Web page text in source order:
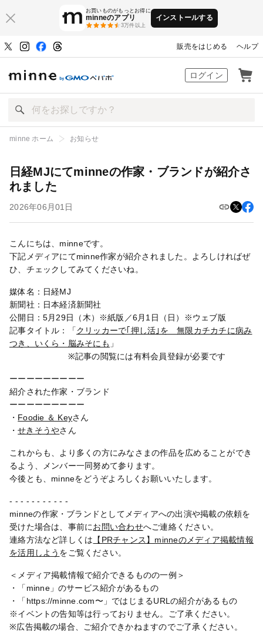
お買いものがもっとお得に
minneのアプリ
3万件以上
インストールする
販売をはじめる ヘルプ
ハンドメイドマーケット minne（ミン
ログイン
minne ホーム お知らせ
日経MJにてminneの作家・ブランドが紹介さ
れました
2026年06月01日
こんにちは、minneです。
下記メディアにてminne作家が紹介されました。よろしければぜ
ひ、チェックしてみてくださいね。
媒体名：日経MJ
新聞社：日本経済新聞社
公開日：5月29日（木）※紙版／6月1日（日）※ウェブ版
記事タイトル：「クリッカーで｢押し活｣を 無限カチカチに病み
つき、いくら・脳みそにも 」
※記事の閲覧には有料会員登録が必要です
ーーーーーーーーー
紹介された作家・ブランド
ーーーーーーーーー
・ Foodie ＆ Keyさん
・せきそうやさん
これからも、より多くの方にみなさまの作品を広めることができ
るよう、メンバー一同努めて参ります。
今後とも、minneをどうぞよろしくお願いいたします。
- - - - - - - - - - -
minneの作家・ブランドとしてメディアへの出演や掲載の依頼を
受けた場合は、事前にお問い合わせへご連絡ください。
連絡方法など詳しくは 【PRチャンス】minneのメディア掲載情報
を活用しよう をご覧ください。
＜メディア掲載情報で紹介できるものの一例＞
・「minne」のサービス紹介があるもの
・「https://minne.com〜」ではじまるURLの紹介があるもの
※イベントの告知等は行っておりません。ご了承ください。
※広告掲載の場合、ご紹介できかねますのでご了承ください。